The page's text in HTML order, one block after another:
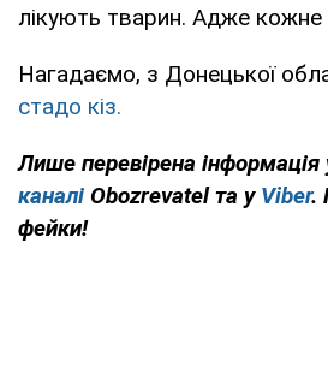
лікують тварин. Адже
Нагадаємо, з Донецької
стадо кіз.
Лише перевірена інформація
каналі Obozrevatel та у Viber.
фейки!